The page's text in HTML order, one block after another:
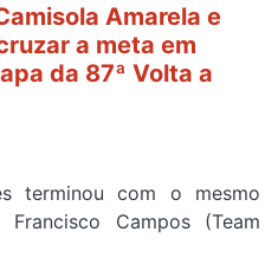
Amarela e
a meta em
da 87ª Volta a
terminou com o mesmo
Campos (Team